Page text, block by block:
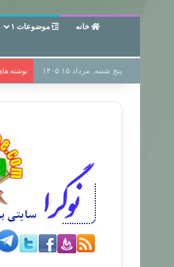
خانه موضوعات ۱
پنج شنبه, مرداد ۱۵ ۱۴۰۵ نوشته